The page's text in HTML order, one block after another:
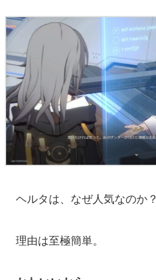
ヘルタは、なぜ人気なのか？
理由は至極簡単。